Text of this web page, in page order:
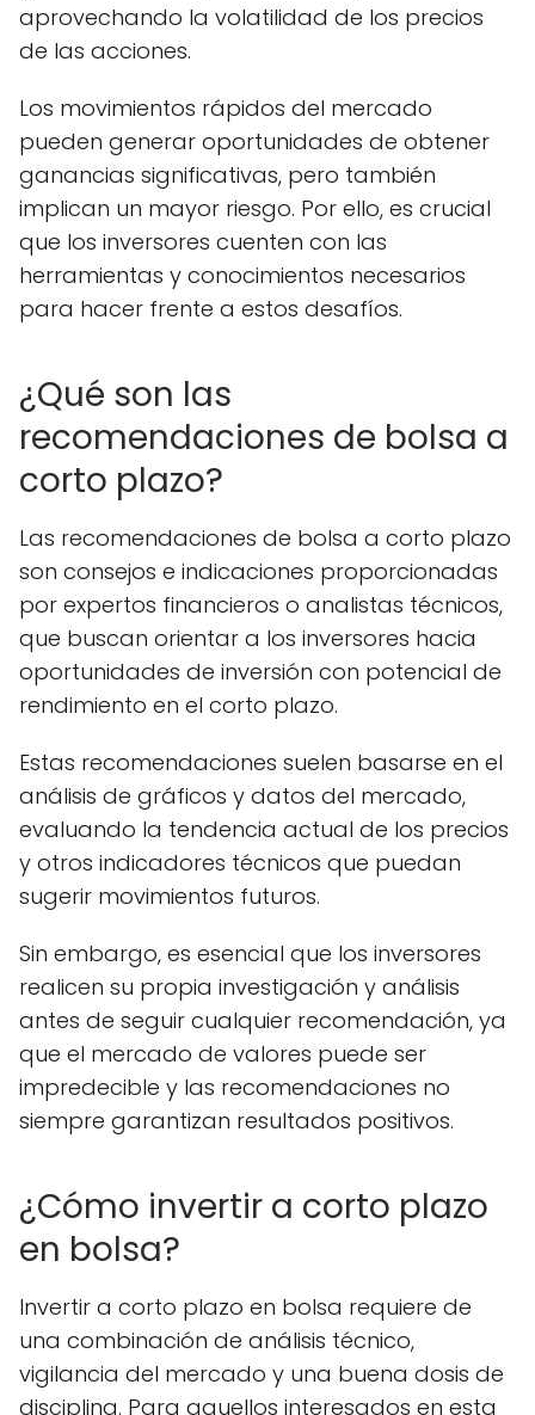
aprovechando la volatilidad de los precios
de las acciones.
Los movimientos rápidos del mercado
pueden generar oportunidades de obtener
ganancias significativas, pero también
implican un mayor riesgo. Por ello, es crucial
que los inversores cuenten con las
herramientas y conocimientos necesarios
para hacer frente a estos desafíos.
¿Qué son las
recomendaciones de bolsa a
corto plazo?
Las recomendaciones de bolsa a corto plazo
son consejos e indicaciones proporcionadas
por expertos financieros o analistas técnicos,
que buscan orientar a los inversores hacia
oportunidades de inversión con potencial de
rendimiento en el corto plazo.
Estas recomendaciones suelen basarse en el
análisis de gráficos y datos del mercado,
evaluando la tendencia actual de los precios
y otros indicadores técnicos que puedan
sugerir movimientos futuros.
Sin embargo, es esencial que los inversores
realicen su propia investigación y análisis
antes de seguir cualquier recomendación, ya
que el mercado de valores puede ser
impredecible y las recomendaciones no
siempre garantizan resultados positivos.
¿Cómo invertir a corto plazo
en bolsa?
Invertir a corto plazo en bolsa requiere de
una combinación de análisis técnico,
vigilancia del mercado y una buena dosis de
disciplina. Para aquellos interesados en esta